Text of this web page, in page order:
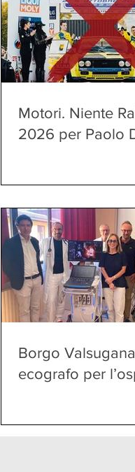
Motori. Niente
2026 per Paolo
Borgo
ecografo per